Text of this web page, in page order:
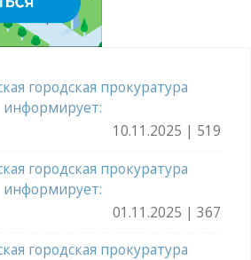
городская прокуратура
информирует:
10.11.2025 | 519
городская прокуратура
информирует:
01.11.2025 | 367
городская прокуратура